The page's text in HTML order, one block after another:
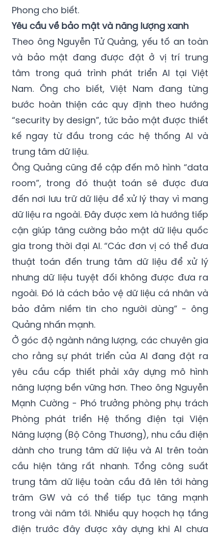
Phong cho biết.
Yêu cầu về bảo mật và năng lượng xanh
Theo ông Nguyễn Tử Quảng, yếu tố an toàn
và bảo mật đang được đặt ở vị trí trung
tâm trong quá trình phát triển AI tại Việt
Nam. Ông cho biết, Việt Nam đang từng
bước hoàn thiện các quy định theo hướng
“security by design”, tức bảo mật được thiết
kế ngay từ đầu trong các hệ thống AI và
trung tâm dữ liệu.
Ông Quảng cũng đề cập đến mô hình “data
room”, trong đó thuật toán sẽ được đưa
đến nơi lưu trữ dữ liệu để xử lý thay vì mang
dữ liệu ra ngoài. Đây được xem là hướng tiếp
cận giúp tăng cường bảo mật dữ liệu quốc
gia trong thời đại AI. “Các đơn vị có thể đưa
thuật toán đến trung tâm dữ liệu để xử lý
nhưng dữ liệu tuyệt đối không được đưa ra
ngoài. Đó là cách bảo vệ dữ liệu cá nhân và
bảo đảm niềm tin cho người dùng” - ông
Quảng nhấn mạnh.
Ở góc độ ngành năng lượng, các chuyên gia
cho rằng sự phát triển của AI đang đặt ra
yêu cầu cấp thiết phải xây dựng mô hình
năng lượng bền vững hơn. Theo ông Nguyễn
Mạnh Cường - Phó trưởng phòng phụ trách
Phòng phát triển Hệ thống điện tại Viện
Năng lượng (Bộ Công Thương), nhu cầu điện
dành cho trung tâm dữ liệu và AI trên toàn
cầu hiện tăng rất nhanh. Tổng công suất
trung tâm dữ liệu toàn cầu đã lên tới hàng
trăm GW và có thể tiếp tục tăng mạnh
trong vài năm tới. Nhiều quy hoạch hạ tầng
điện trước đây được xây dựng khi AI chưa